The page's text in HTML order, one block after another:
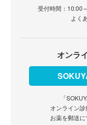
受付時間：10:00
よく
オンラ
「
オンライン
お薬を郵送